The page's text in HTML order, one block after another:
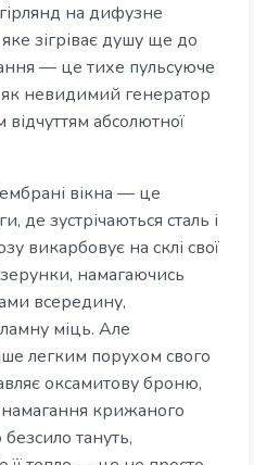
на дифузне
зігріває душу ще до
— це тихе пульсуюче
невидимий генератор
абсолютної
вікна — це
де зустрічаються сталь і
викарбовує на склі свої
намагаючись
всередину,
міць. Але
легким порухом свого
оксамитову броню,
крижаного
безсило тануть,